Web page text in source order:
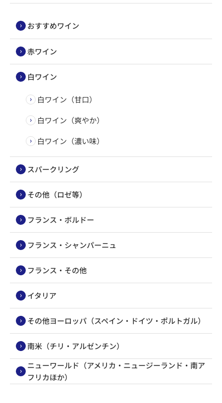
おすすめワイン
赤ワイン
白ワイン
白ワイン（甘口）
白ワイン（爽やか）
白ワイン（濃い味）
スパークリング
その他（ロゼ等）
フランス・ボルドー
フランス・シャンパーニュ
フランス・その他
イタリア
その他ヨーロッパ（スペイン・ドイツ・ポルトガル）
南米（チリ・アルゼンチン）
ニューワールド（アメリカ・ニュージーランド・南ア
フリカほか）